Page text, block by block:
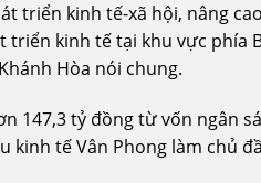
triển kinh tế-xã hội, nâng
kinh tế tại khu vực phía
Hòa nói chung.
147,3 tỷ đồng từ vốn ngân
kinh tế Vân Phong làm chủ